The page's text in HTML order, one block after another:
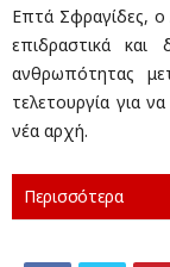
Επτά Σφραγίδες,
επιδραστικά και
ανθρωπότητας
τελετουργία για
νέα αρχή.
Περισσότερα